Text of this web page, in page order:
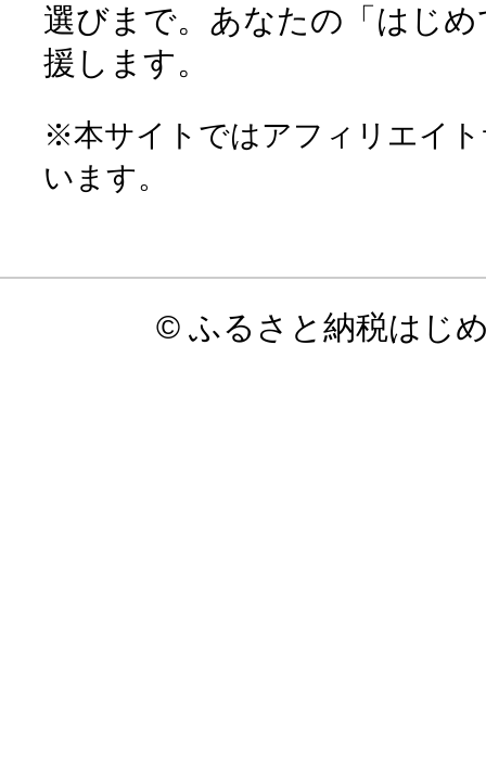
選びまで。あなたの「はじ
援します。
※本サイトではアフィリエイ
います。
© ふるさと納税はじ